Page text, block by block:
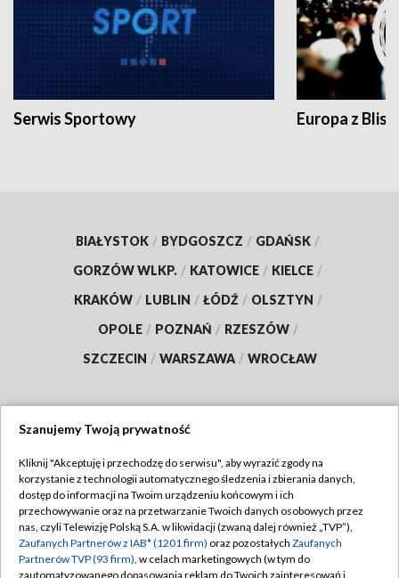
Serwis Sportowy Europa z
BIAŁYSTOK / BYDGOSZCZ / GDAŃSK /
GORZÓW WLKP. / KATOWICE / KIELCE /
KRAKÓW / LUBLIN / ŁÓDŹ / OLSZTYN /
OPOLE / POZNAŃ / RZESZÓW /
SZCZECIN / WARSZAWA / WROCŁAW
TVP
Abonament TVP
Emisja w TVP
Centrum informacji TVP
Regulamin TVP
Polityka prywatności
Moje zgody
Szanujemy Twoją prywatność
Kliknij "Akceptuję i przechodzę do serwisu", aby wyrazić zgody na
korzystanie z technologii automatycznego śledzenia i zbierania danych,
dostęp do informacji na Twoim urządzeniu końcowym i ich
przechowywanie oraz na przetwarzanie Twoich danych osobowych przez
nas, czyli Telewizję Polską S.A. w likwidacji (zwaną dalej również „TVP”),
Zaufanych Partnerów z IAB* (1201 firm) oraz pozostałych Zaufanych
Partnerów TVP (93 firm), w celach marketingowych (w tym do
zautomatyzowanego dopasowania reklam do Twoich zainteresowań i